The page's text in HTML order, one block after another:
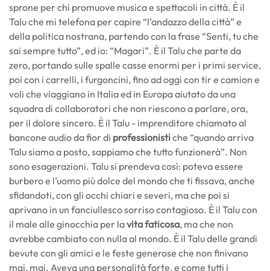
sprone per chi promuove musica e spettacoli in città. È il
Talu che mi telefona per capire “l’andazzo della città” e
della politica nostrana, partendo con la frase “Senti, tu che
sai sempre tutto”, ed io: “Magari”. È il Talu che parte da
zero, portando sulle spalle casse enormi per i primi service,
poi con i carrelli, i furgoncini, fino ad oggi con tir e camion e
voli che viaggiano in Italia ed in Europa aiutato da una
squadra di collaboratori che non riescono a parlare, ora,
per il dolore sincero. È il Talu - imprenditore chiamato al
bancone audio da fior di professionistiche “quando arriva
Talu siamo a posto, sappiamo che tutto funzionerà”. Non
sono esagerazioni. Talu si prendeva così: poteva essere
burbero e l’uomo più dolce del mondo che ti fissava, anche
sfidandoti, con gli occhi chiari e severi, ma che poi si
aprivano in un fanciullesco sorriso contagioso. È il Talu con
il male alle ginocchia per lavita faticosa, ma che non
avrebbe cambiato con nulla al mondo. È il Talu delle grandi
bevute con gli amici e le feste generose che non finivano
mai, mai. Aveva una personalità forte, e come tutti i